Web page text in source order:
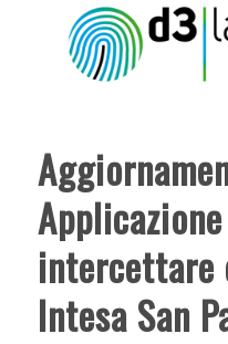
intercettare
Intesa San